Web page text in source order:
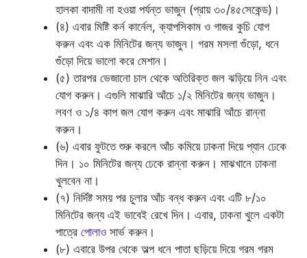
হালকা বাদামী না হওয়া পর্যন্ত ভাজুন (প্রায় ৩০/৪৫সেকেন্ড)।
(৪) এবার মিষ্টি কর্ন কার্নেল, ক্যাপসিকাম ও গাজর কুচি যোগ
করুন এবং এক মিনিটের জন্য ভাজুন। গরম মসলা গুঁড়ো, ধনে
গুঁড়ো দিয়ে ভালো করে মেশান।
(৫) তারপর ভেজানো চাল থেকে অতিরিক্ত জল ঝড়িয়ে নিন এবং
যোগ করুন। এগুলি মাঝারি আঁচে ১/২ মিনিটের জন্য ভাজুন।
লবণ ও ১/৪ কাপ জল যোগ করুন এবং মাঝারি আঁচে রান্না
করুন।
(৬) এবার ফুটতে শুরু করলে আঁচ কমিয়ে ঢাকনা দিয়ে প্যান ঢেকে
দিন। ১০ মিনিটের জন্য ঢেকে রান্না করুন। মাঝখানে ঢাকনা
খুলবেন না।
(৭) নির্দিষ্ট সময় পর চুলার আঁচ বন্ধ করুন এবং এটি ৮/১০
মিনিটের জন্য এই ভাবেই রেখে দিন। এবার, ঢাকনা খুলে একটা
পাত্রে পোলাও সার্ভ করুন।
(৮) এবারে উপর থেকে অল্প ধনে পাতা ছড়িয়ে দিয়ে গরম গরম